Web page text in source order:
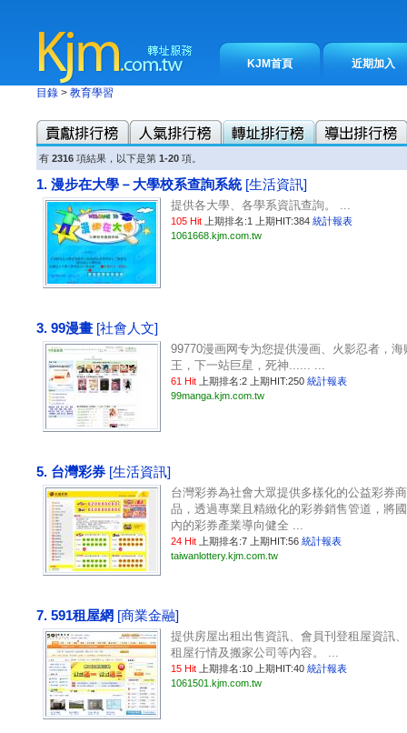
KJM首頁 近期加入
目錄 > 教育學習
有 2316 項結果，以下是第 1-20 項。
1. 漫步在大學－大學校系查詢系統 [生活資訊]
提供各大學、各學系資訊查詢。 ...
105 Hit 上期排名:1 上期HIT:384 統計報表
1061668.kjm.com.tw
3. 99漫畫 [社會人文]
99770漫画网专为您提供漫画、火影忍者，海
王，下一站巨星，死神...... ...
61 Hit 上期排名:2 上期HIT:250 統計報表
99manga.kjm.com.tw
5. 台灣彩券 [生活資訊]
台灣彩券為社會大眾提供多樣化的公益彩券商
品，透過專業且精緻化的彩券銷售管道，將國
內的彩券產業導向健全 ...
24 Hit 上期排名:7 上期HIT:56 統計報表
taiwanlottery.kjm.com.tw
7. 591租屋網 [商業金融]
提供房屋出租出售資訊、會員刊登租屋資訊、
租屋行情及搬家公司等內容。 ...
15 Hit 上期排名:10 上期HIT:40 統計報表
1061501.kjm.com.tw